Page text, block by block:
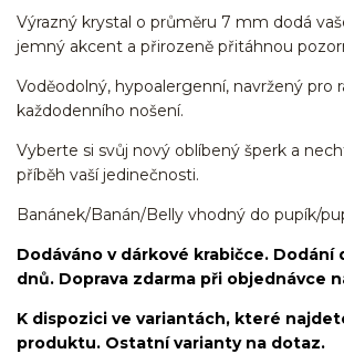
Výrazný krystal o průměru 7 mm dodá
jemný akcent a přirozeně přitáhnou
Voděodolný, hypoalergenní, navržený pro
každodenního nošení.
Vyberte si svůj nový oblíbený šperk a
příběh vaší jedinečnosti.
Banánek/Banán/Belly vhodný do pupík/
Dodáváno v dárkové krabičce. Dodání
dnů. Doprava zdarma při objednávce
K dispozici ve variantách, které
produktu. Ostatní varianty na dotaz.